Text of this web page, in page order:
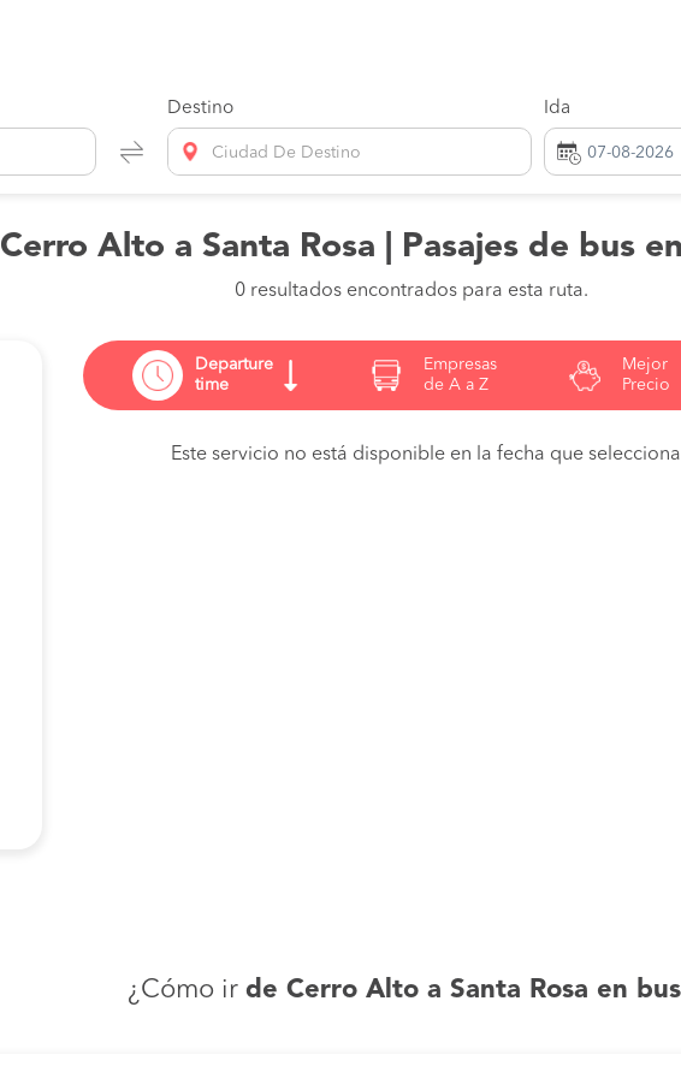
Destino
Ciudad De Destino
Ida
Cerro Alto a Santa Rosa | Pasajes de bus
0 resultados encontrados para esta ruta.
Departure
time
Empresas
de A a Z
Mejor
Precio
Este servicio no está disponible en la fecha que
¿Cómo ir de Cerro Alto a Santa Rosa en